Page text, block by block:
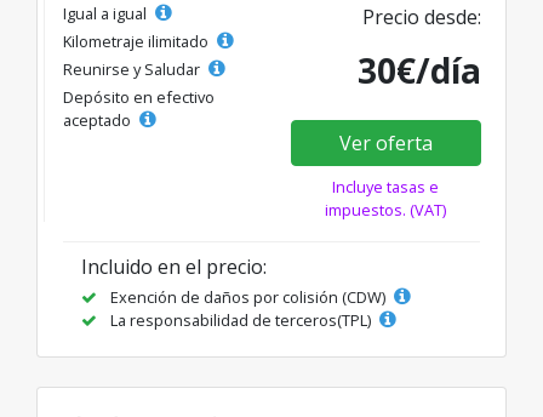
Igual a igual
Kilometraje ilimitado
Reunirse y Saludar
Depósito en efectivo
aceptado
Precio desde:
30€/día
Ver oferta
Incluye tasas e
impuestos. (VAT)
Incluido en el precio:
Exención de daños por colisión (CDW)
La responsabilidad de terceros(TPL)